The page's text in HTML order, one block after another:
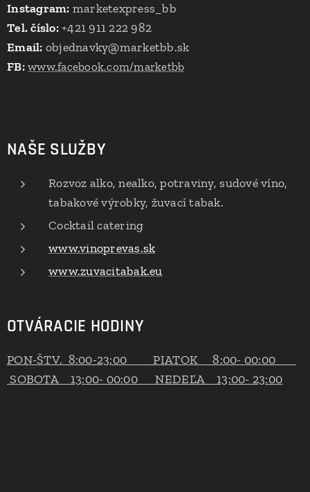
Instagram: marketexpress_bb
Tel. číslo:+421 911 222 982
Email: objednavky@marketbb.sk
FB: www.facebook.com/marketbb
NAŠE SLUŽBY
Rozvoz alko, nealko, potraviny, sudové víno,
tabakové výrobky, žuvací tabak.
Cocktail catering
www.vinoprevas.sk
www.zuvacitabak.eu
OTVÁRACIE HODINY
PON-ŠTV. 8:00-23:00 PIATOK 8:00- 00:00
SOBOTA 13:00- 00:00 NEDEĽA 13:00- 23:00